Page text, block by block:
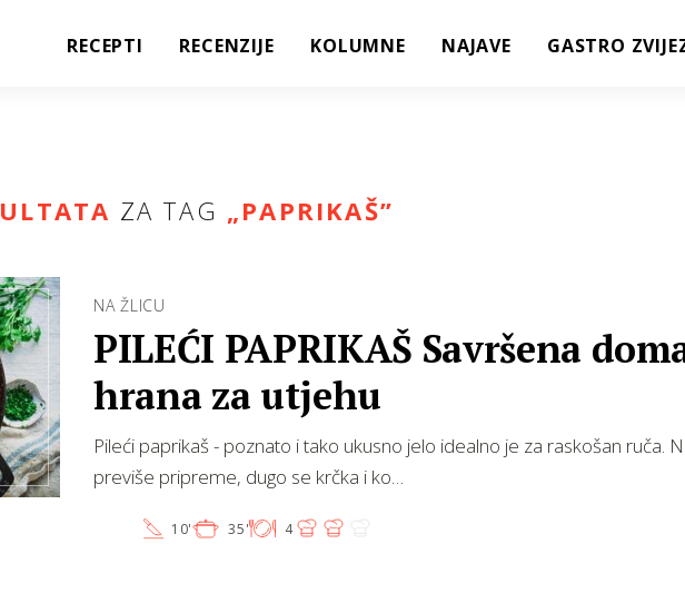
RECEPTI RECENZIJE KOLUMNE NAJAVE GASTRO
ZA TAG „PAPRIKAŠ”
NA ŽLICU
PILEĆI PAPRIKAŠ Savršena
hrana za utjehu
Pileći paprikaš - poznato i tako ukusno jelo idealno je za raskošan ruča.
previše pripreme, dugo se krčka i ko…
10' 35' 4